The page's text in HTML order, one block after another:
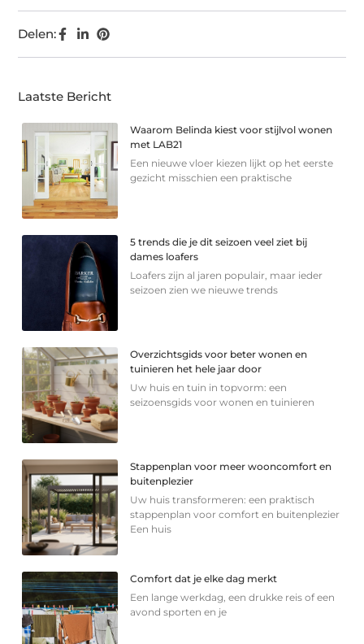
Delen:
Laatste Bericht
Waarom Belinda kiest voor stijlvol wonen
met LAB21
Een nieuwe vloer kiezen lijkt op het eerste
gezicht misschien een praktische
5 trends die je dit seizoen veel ziet bij
dames loafers
Loafers zijn al jaren populair, maar ieder
seizoen zien we nieuwe trends
Overzichtsgids voor beter wonen en
tuinieren het hele jaar door
Uw huis en tuin in topvorm: een
seizoensgids voor wonen en tuinieren
Stappenplan voor meer wooncomfort en
buitenplezier
Uw huis transformeren: een praktisch
stappenplan voor comfort en buitenplezier
Een huis
Comfort dat je elke dag merkt
Een lange werkdag, een drukke reis of een
avond sporten en je